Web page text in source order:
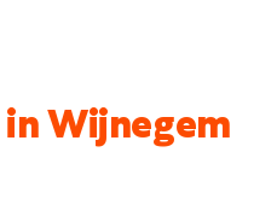
Wijnegem